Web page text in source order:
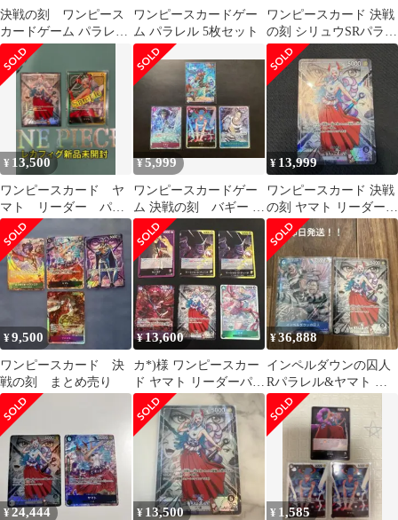
決戦の刻 ワンピース
カードゲーム パラレル
6枚セット ゴッドパッ
ク
ワンピースカードゲー
ム パラレル 5枚セット
ワンピースカード 決戦
の刻 シリュウSRパラレ
ル ギャルディーノ まと
め売り
¥ 13,500
ワンピースカード ヤ
マト リーダー パラ
レル 2枚セット レカ
フィグ【未開封】
¥5,999
ワンピースカードゲー
ム 決戦の刻 バギー リ
ーダーパラレル sr ４
枚セット
¥ 13,999
ワンピースカード 決戦
の刻 ヤマト リーダー
パラレル
¥9,500
ワンピースカード 決
戦の刻 まとめ売り
¥13,600
カ*)様 ワンピースカー
ド ヤマト リーダーパラ
レルその他
¥36,888
インペルダウンの囚人
Rパラレル&ヤマト リ
ーダーパラレル 2枚売
り
¥24,444 ¥ 13,500 ¥ 1,585